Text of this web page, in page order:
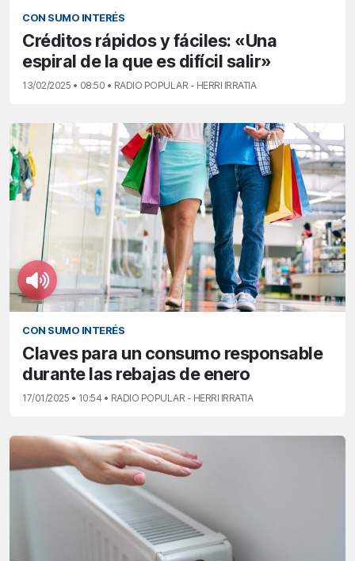
CON SUMO INTERÉS
Créditos rápidos y fáciles: «Una
espiral de la que es difícil salir»
13/02/2025 • 08:50 • RADIO POPULAR - HERRI IRRATIA
CON SUMO INTERÉS
Claves para un consumo responsable
durante las rebajas de enero
17/01/2025 • 10:54 • RADIO POPULAR - HERRI IRRATIA